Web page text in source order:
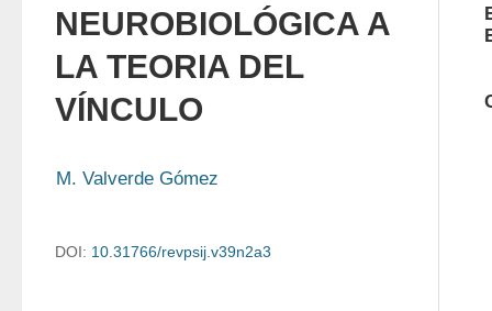
NEUROBIOLÓGICA A
LA TEORIA DEL
VÍNCULO
M. Valverde Gómez
DOI: 10.31766/revpsij.v39n2a3